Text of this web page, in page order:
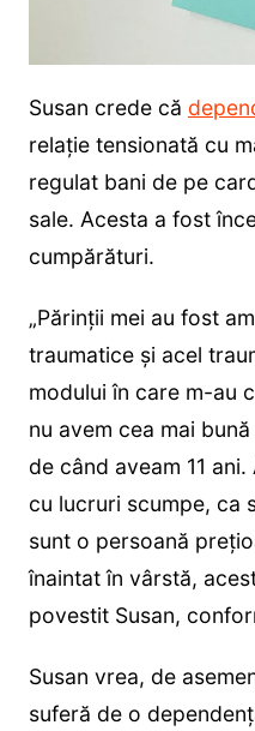
Susan crede că
relație tensionată cu
regulat bani de pe
sale. Acesta a fost
cumpărături.
„Părinții mei au fost
traumatice și acel
modului în care m-au
nu avem cea mai
de când aveam 11
cu lucruri scumpe, ca
sunt o persoană
înaintat în vârstă,
povestit Susan,
Susan vrea, de
suferă de o